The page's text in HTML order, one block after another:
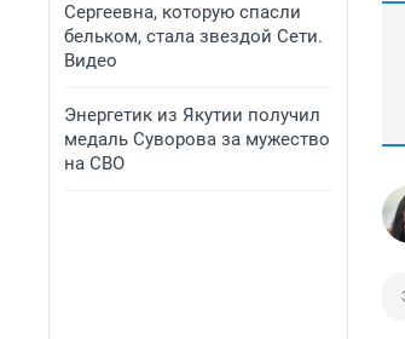
Сергеевна, которую спасли
бельком, стала звездой Сети.
Видео
Энергетик из Якутии получил
медаль Суворова за мужество
на СВО